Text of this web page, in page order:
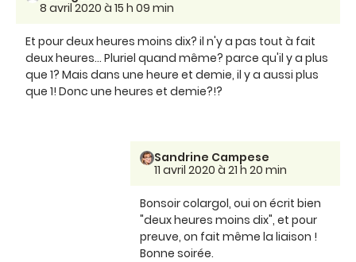
8 avril 2020 à 15 h 09 min
Et pour deux heures moins dix? il n'y a pas tout à fait
deux heures... Pluriel quand même? parce qu'il y a plus
que 1? Mais dans une heure et demie, il y a aussi plus
que 1! Donc une heures et demie?!?
Sandrine Campese
11 avril 2020 à 21 h 20 min
Bonsoir colargol, oui on écrit bien
"deux heures moins dix", et pour
preuve, on fait même la liaison !
Bonne soirée.